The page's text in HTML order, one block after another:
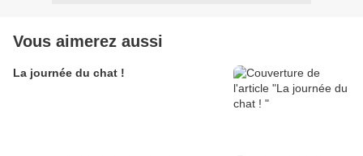
Vous aimerez aussi
La journée du chat !